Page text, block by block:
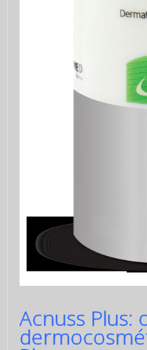
Acnuss Plus: